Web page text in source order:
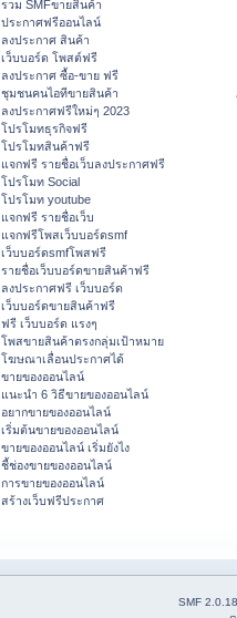
รวม SMFขายสินค้า
ประกาศฟรีออนไลน์
ลงประกาศ สินค้า
เว็บบอร์ด โพสต์ฟรี
ลงประกาศ ซื้อ-ขาย ฟรี
ชุมชนคนไอทีขายสินค้า
ลงประกาศฟรีใหม่ๆ 2023
โปรโมทธุรกิจฟรี
โปรโมทสินค้าฟรี
แจกฟรี รายชื่อเว็บลงประกาศฟรี
โปรโมท Social
โปรโมท youtube
แจกฟรี รายชื่อเว็บ
แจกฟรีโพสเว็บบอร์ดsmf
เว็บบอร์ดsmfโพสฟรี
รายชื่อเว็บบอร์ดขายสินค้าฟรี
ลงประกาศฟรี เว็บบอร์ด
เว็บบอร์ดขายสินค้าฟรี
ฟรี เว็บบอร์ด แรงๆ
โพสขายสินค้าตรงกลุ่มเป้าหมาย
โฆษณาเลื่อนประกาศได้
ขายของออนไลน์
แนะนำ 6 วิธีขายของออนไลน์
อยากขายของออนไลน์
เริ่มต้นขายของออนไลน์
ขายของออนไลน์ เริ่มยังไง
ชี้ช่องขายของออนไลน์
การขายของออนไลน์
สร้างเว็บฟรีประกาศ
SMF 2.0.18